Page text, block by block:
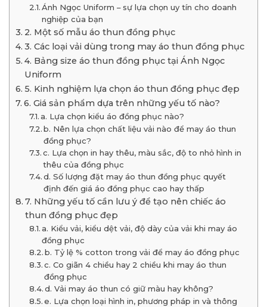
Ánh Ngọc Uniform – sự lựa chọn uy tín cho doanh
nghiệp của bạn
2. Một số mẫu áo thun đồng phục
3. Các loại vải dùng trong may áo thun đồng phục
4. Bảng size áo thun đồng phục tại Ánh Ngọc
Uniform
5. Kinh nghiệm lựa chọn áo thun đồng phục đẹp
6. Giá sản phẩm dựa trên những yếu tố nào?
a. Lựa chọn kiểu áo đồng phục nào?
b. Nên lựa chọn chất liệu vải nào để may áo thun
đồng phục?
c. Lựa chọn in hay thêu, màu sắc, độ to nhỏ hình in
thêu của đồng phục
d. Số lượng đặt may áo thun đồng phục quyết
định đến giá áo đồng phục cao hay thấp
7. Những yếu tố cần lưu ý để tạo nên chiếc áo
thun đồng phục đẹp
a. Kiểu vải, kiểu dệt vải, độ dày của vải khi may áo
đồng phục
b. Tỷ lệ % cotton trong vải để may áo đồng phục
c. Co giãn 4 chiều hay 2 chiều khi may áo thun
đồng phục
d. Vải may áo thun có giữ màu hay không?
e. Lựa chọn loại hình in, phương pháp in và thông